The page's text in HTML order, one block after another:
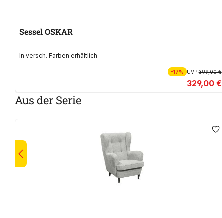
Sessel OSKAR
In versch. Farben erhältlich
-17% UVP399,00 €
329,00 €
Aus der Serie